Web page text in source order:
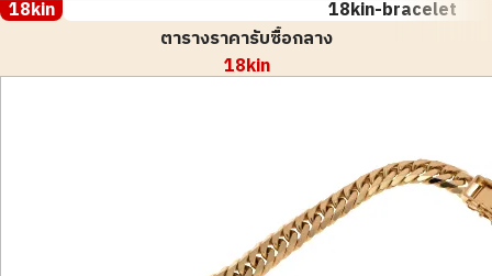
18kin
18kin-bracelet
ตารางราคารับซื้อกลาง
18kin